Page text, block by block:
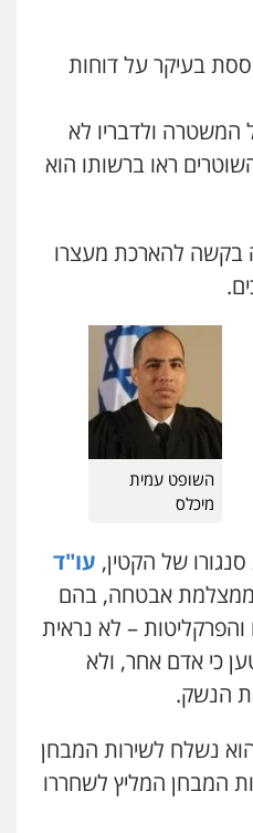
בעיקר על דוחות
המשטרה ולדבריו לא
ראו ברשותו הוא
בקשה להארכת מעצרו
השופט עמית
מיכלס
של הקטין, עו"ד
ממצלמת אבטחה, בהם
– לא נראית
כי אדם אחר, ולא
הנשק.
נשלח לשירות המבחן
המבחן המליץ לשחררו
משרד עורכי דין
– עורכי דין
אסירים
קטינים אלימות
דין פלילי
ליווי וייצוג בחקירות